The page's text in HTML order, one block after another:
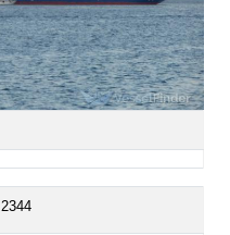
2344